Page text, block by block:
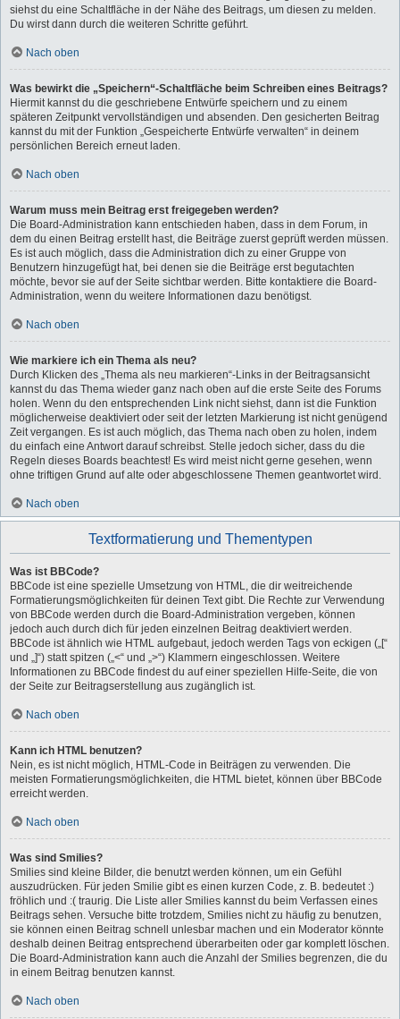
siehst du eine Schaltfläche in der Nähe des Beitrags, um diesen zu melden.
Du wirst dann durch die weiteren Schritte geführt.
Nach oben
Was bewirkt die „Speichern“-Schaltfläche beim Schreiben eines Beitrags?
Hiermit kannst du die geschriebene Entwürfe speichern und zu einem
späteren Zeitpunkt vervollständigen und absenden. Den gesicherten Beitrag
kannst du mit der Funktion „Gespeicherte Entwürfe verwalten“ in deinem
persönlichen Bereich erneut laden.
Nach oben
Warum muss mein Beitrag erst freigegeben werden?
Die Board-Administration kann entschieden haben, dass in dem Forum, in
dem du einen Beitrag erstellt hast, die Beiträge zuerst geprüft werden müssen.
Es ist auch möglich, dass die Administration dich zu einer Gruppe von
Benutzern hinzugefügt hat, bei denen sie die Beiträge erst begutachten
möchte, bevor sie auf der Seite sichtbar werden. Bitte kontaktiere die Board-
Administration, wenn du weitere Informationen dazu benötigst.
Nach oben
Wie markiere ich ein Thema als neu?
Durch Klicken des „Thema als neu markieren“-Links in der Beitragsansicht
kannst du das Thema wieder ganz nach oben auf die erste Seite des Forums
holen. Wenn du den entsprechenden Link nicht siehst, dann ist die Funktion
möglicherweise deaktiviert oder seit der letzten Markierung ist nicht genügend
Zeit vergangen. Es ist auch möglich, das Thema nach oben zu holen, indem
du einfach eine Antwort darauf schreibst. Stelle jedoch sicher, dass du die
Regeln dieses Boards beachtest! Es wird meist nicht gerne gesehen, wenn
ohne triftigen Grund auf alte oder abgeschlossene Themen geantwortet wird.
Nach oben
Textformatierung und Thementypen
Was ist BBCode?
BBCode ist eine spezielle Umsetzung von HTML, die dir weitreichende
Formatierungsmöglichkeiten für deinen Text gibt. Die Rechte zur Verwendung
von BBCode werden durch die Board-Administration vergeben, können
jedoch auch durch dich für jeden einzelnen Beitrag deaktiviert werden.
BBCode ist ähnlich wie HTML aufgebaut, jedoch werden Tags von eckigen („[“
und „]“) statt spitzen („<“ und „>“) Klammern eingeschlossen. Weitere
Informationen zu BBCode findest du auf einer speziellen Hilfe-Seite, die von
der Seite zur Beitragserstellung aus zugänglich ist.
Nach oben
Kann ich HTML benutzen?
Nein, es ist nicht möglich, HTML-Code in Beiträgen zu verwenden. Die
meisten Formatierungsmöglichkeiten, die HTML bietet, können über BBCode
erreicht werden.
Nach oben
Was sind Smilies?
Smilies sind kleine Bilder, die benutzt werden können, um ein Gefühl
auszudrücken. Für jeden Smilie gibt es einen kurzen Code, z. B. bedeutet :)
fröhlich und :( traurig. Die Liste aller Smilies kannst du beim Verfassen eines
Beitrags sehen. Versuche bitte trotzdem, Smilies nicht zu häufig zu benutzen,
sie können einen Beitrag schnell unlesbar machen und ein Moderator könnte
deshalb deinen Beitrag entsprechend überarbeiten oder gar komplett löschen.
Die Board-Administration kann auch die Anzahl der Smilies begrenzen, die du
in einem Beitrag benutzen kannst.
Nach oben